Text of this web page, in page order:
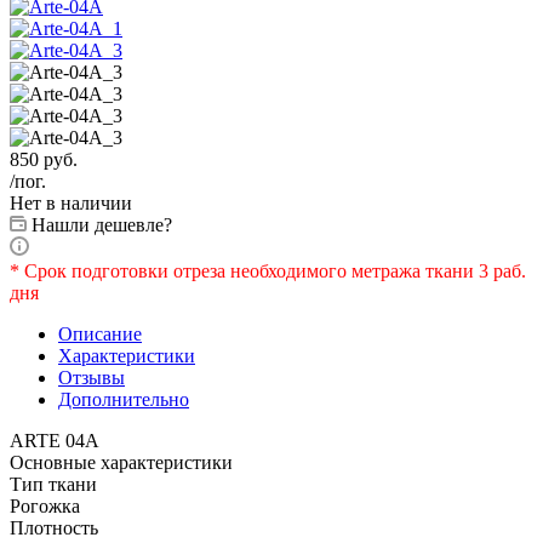
850 руб.
/пог.
Нет в наличии
Нашли дешевле?
* Срок подготовки отреза необходимого метража ткани 3 раб.
дня
Описание
Характеристики
Отзывы
Дополнительно
ARTE 04A
Основные характеристики
Тип ткани
Рогожка
Плотность